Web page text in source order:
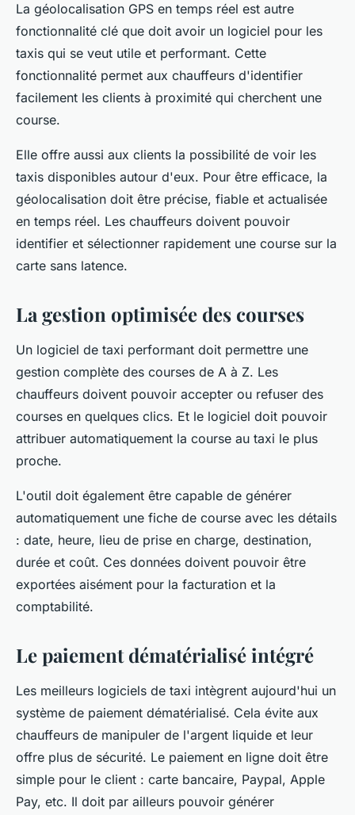
La géolocalisation GPS en temps réel est autre
fonctionnalité clé que doit avoir un logiciel pour les
taxis qui se veut utile et performant. Cette
fonctionnalité permet aux chauffeurs d'identifier
facilement les clients à proximité qui cherchent une
course.
Elle offre aussi aux clients la possibilité de voir les
taxis disponibles autour d'eux. Pour être efficace, la
géolocalisation doit être précise, fiable et actualisée
en temps réel. Les chauffeurs doivent pouvoir
identifier et sélectionner rapidement une course sur la
carte sans latence.
La gestion optimisée des courses
Un logiciel de taxi performant doit permettre une
gestion complète des courses de A à Z. Les
chauffeurs doivent pouvoir accepter ou refuser des
courses en quelques clics. Et le logiciel doit pouvoir
attribuer automatiquement la course au taxi le plus
proche.
L'outil doit également être capable de générer
automatiquement une fiche de course avec les détails
: date, heure, lieu de prise en charge, destination,
durée et coût. Ces données doivent pouvoir être
exportées aisément pour la facturation et la
comptabilité.
Le paiement dématérialisé intégré
Les meilleurs logiciels de taxi intègrent aujourd'hui un
système de paiement dématérialisé. Cela évite aux
chauffeurs de manipuler de l'argent liquide et leur
offre plus de sécurité. Le paiement en ligne doit être
simple pour le client : carte bancaire, Paypal, Apple
Pay, etc. Il doit par ailleurs pouvoir générer